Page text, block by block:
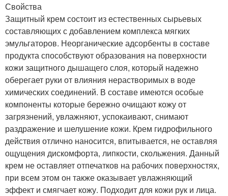
Свойства
Защитный крем состоит из естественных сырьевых
составляющих с добавлением комплекса мягких
эмульгаторов. Неорганические адсорбенты в составе
продукта способствуют образования на поверхности
кожи защитного дышащего слоя, который надежно
оберегает руки от влияния нерастворимых в воде
химических соединений. В составе имеются особые
компоненты которые бережно очищают кожу от
загрязнений, увлажняют, успокаивают, снимают
раздражение и шелушение кожи. Крем гидрофильного
действия отлично наносится, впитывается, не оставляя
ощущения дискомфорта, липкости, скольжения. Данный
крем не оставляет отпечатков на рабочих поверхностях,
при всем этом он также оказывает увлажняющий
эффект и смягчает кожу. Подходит для кожи рук и лица.